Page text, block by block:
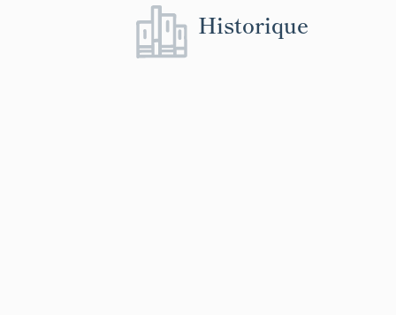
Historique